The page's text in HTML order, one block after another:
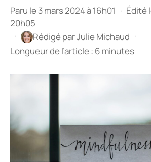
Paru le 3 mars 2024 à 16h01 · Édité
20h05
·
Rédigé parJulie Michaud ·
Longueur de l’article : 6 minutes